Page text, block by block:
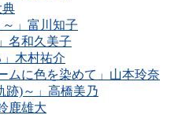
典
」富川知子
名和久美子
木村祐介
ムに色を染めて」山本玲奈
跡)～」高橋美乃
鹿雄大